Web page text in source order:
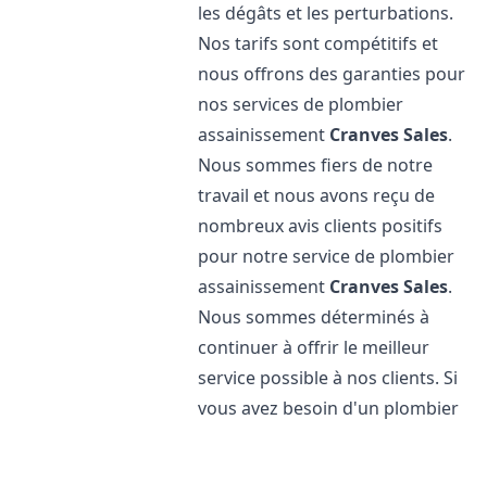
les dégâts et les perturbations.
Nos tarifs sont compétitifs et
nous offrons des garanties pour
nos services de plombier
assainissement Cranves Sales.
Nous sommes fiers de notre
travail et nous avons reçu de
nombreux avis clients positifs
pour notre service de plombier
assainissement Cranves Sales.
Nous sommes déterminés à
continuer à offrir le meilleur
service possible à nos clients. Si
vous avez besoin d'un plombier